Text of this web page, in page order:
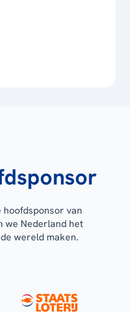
van
we Nederland het
wereld maken.